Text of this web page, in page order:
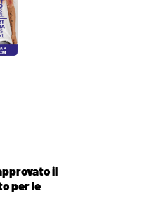
il
per le